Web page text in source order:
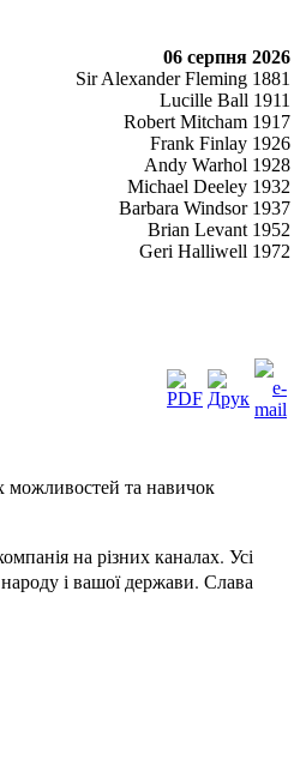
06 серпня 2026
Sir Alexander Fleming 1881
Lucille Ball 1911
Robert Mitcham 1917
Frank Finlay 1926
Andy Warhol 1928
Michael Deeley 1932
Barbara Windsor 1937
Brian Levant 1952
Geri Halliwell 1972
можливостей та навичок
на різних каналах. Усі
і вашої держави. Слава